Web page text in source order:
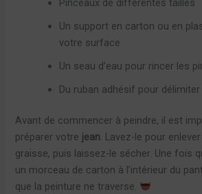
Un support en carton ou en
votre surface
Un seau d’eau pour rincer les
Du ruban adhésif pour
Avant de commencer à peindre, il est
préparer votre jean. Lavez-le pour
graisse, puis laissez-le sécher. Une fois
un morceau de carton à l’intérieur du
que la peinture ne traverse.